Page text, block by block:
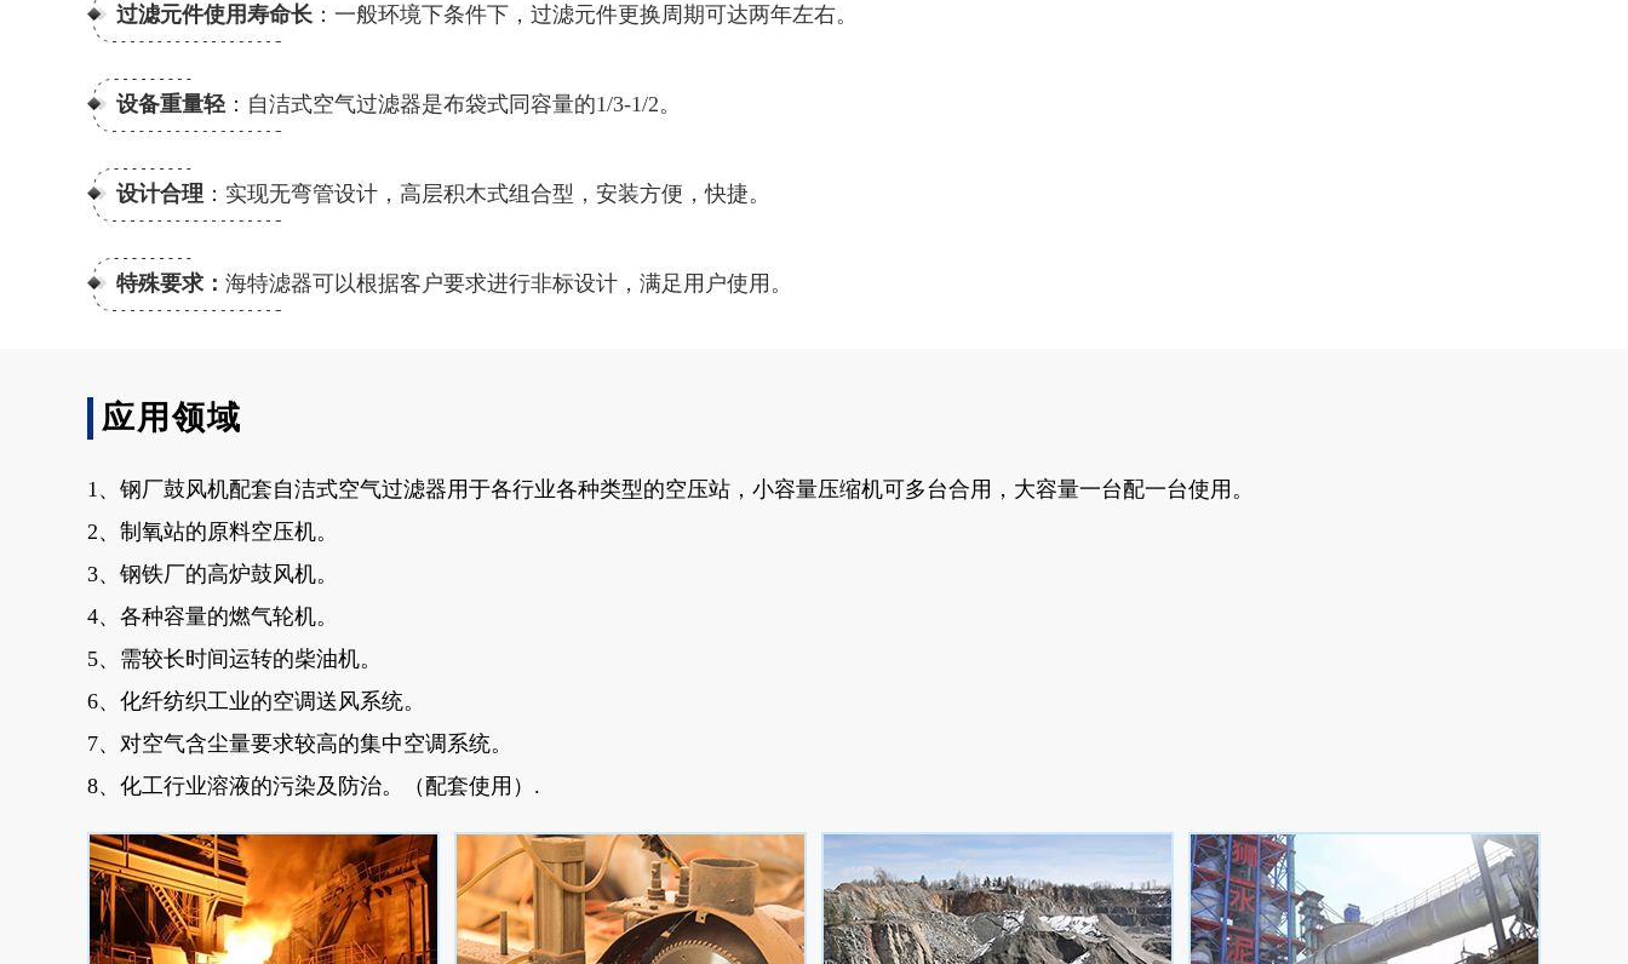
过滤元件使用寿命长 ：一般环境下条件下，过滤元件更换周期可达两年左右。
设备重量轻 ：自洁式空气过滤器是布袋式同容量的1/3-1/2。
设计合理 ：实现无弯管设计，高层积木式组合型，安装方便，快捷。
特殊要求： 海特滤器可以根据客户要求进行非标设计，满足用户使用。
应用领域
1、钢厂鼓风机配套自洁式空气过滤器用于各行业各种类型的空压站，小容量压缩机可多台合用，大容量一台配一台使用。
2、制氧站的原料空压机。
3、钢铁厂的高炉鼓风机。
4、各种容量的燃气轮机。
5、需较长时间运转的柴油机。
6、化纤纺织工业的空调送风系统。
7、对空气含尘量要求较高的集中空调系统。
8、化工行业溶液的污染及防治。（配套使用）.